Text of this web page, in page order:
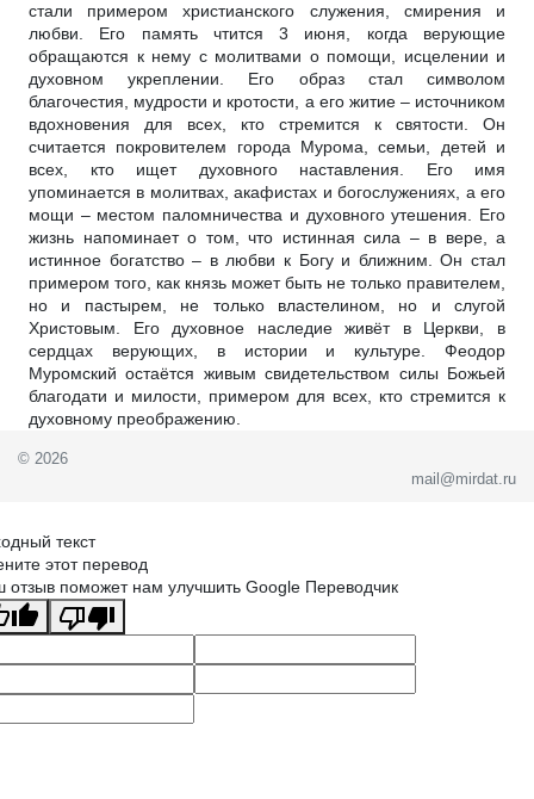
стали примером христианского служения, смирения и
любви. Его память чтится 3 июня, когда верующие
обращаются к нему с молитвами о помощи, исцелении и
духовном укреплении. Его образ стал символом
благочестия, мудрости и кротости, а его житие – источником
вдохновения для всех, кто стремится к святости. Он
считается покровителем города Мурома, семьи, детей и
всех, кто ищет духовного наставления. Его имя
упоминается в молитвах, акафистах и богослужениях, а его
мощи – местом паломничества и духовного утешения. Его
жизнь напоминает о том, что истинная сила – в вере, а
истинное богатство – в любви к Богу и ближним. Он стал
примером того, как князь может быть не только правителем,
но и пастырем, не только властелином, но и слугой
Христовым. Его духовное наследие живёт в Церкви, в
сердцах верующих, в истории и культуре. Феодор
Муромский остаётся живым свидетельством силы Божьей
благодати и милости, примером для всех, кто стремится к
духовному преображению.
© 2026
mail@mirdat.ru
текст
этот перевод
отзыв поможет нам улучшить Google Переводчик